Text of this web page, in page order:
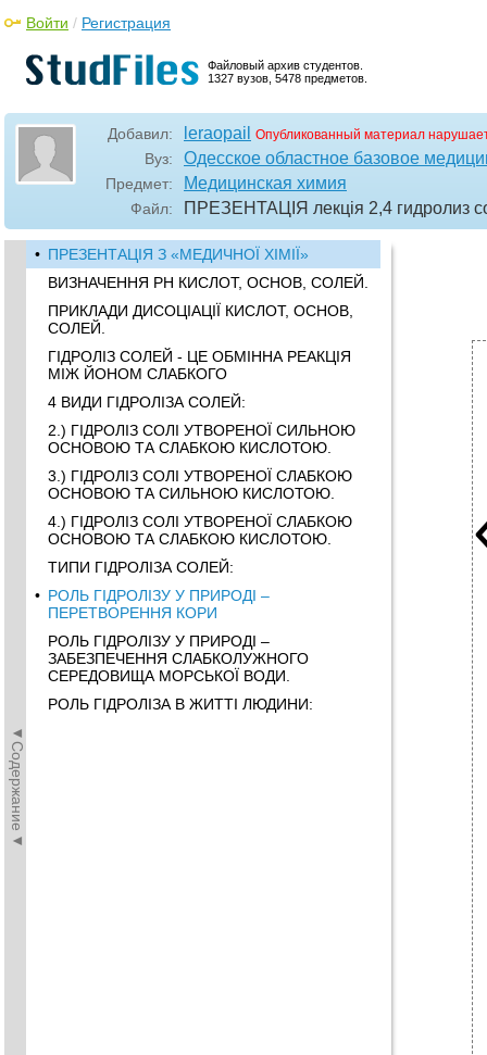
Файловый архив студентов.
1327 вузов, 5478 предметов.
Войти / Регистрация
Добавил: leraopail Опубликованный материал
Вуз: Одесское областное базовое
Предмет: Медицинская химия
Файл: ПРЕЗЕНТАЦІЯ лекція 2,4 гидролиз
◄Содержание◄
• ПРЕЗЕНТАЦІЯ З «МЕДИЧНОЇ ХІМІЇ»
ВИЗНАЧЕННЯ РН КИСЛОТ, ОСНОВ, СОЛЕЙ.
ПРИКЛАДИ ДИСОЦІАЦІЇ КИСЛОТ, ОСНОВ,
СОЛЕЙ.
ГІДРОЛІЗ СОЛЕЙ - ЦЕ ОБМІННА РЕАКЦІЯ
МІЖ ЙОНОМ СЛАБКОГО
4 ВИДИ ГІДРОЛІЗА СОЛЕЙ:
2.) ГІДРОЛІЗ СОЛІ УТВОРЕНОЇ СИЛЬНОЮ
ОСНОВОЮ ТА СЛАБКОЮ КИСЛОТОЮ.
3.) ГІДРОЛІЗ СОЛІ УТВОРЕНОЇ СЛАБКОЮ
ОСНОВОЮ ТА СИЛЬНОЮ КИСЛОТОЮ.
4.) ГІДРОЛІЗ СОЛІ УТВОРЕНОЇ СЛАБКОЮ
ОСНОВОЮ ТА СЛАБКОЮ КИСЛОТОЮ.
ТИПИ ГІДРОЛІЗА СОЛЕЙ:
• РОЛЬ ГІДРОЛІЗУ У ПРИРОДІ –
ПЕРЕТВОРЕННЯ КОРИ
РОЛЬ ГІДРОЛІЗУ У ПРИРОДІ –
ЗАБЕЗПЕЧЕННЯ СЛАБКОЛУЖНОГО
СЕРЕДОВИЩА МОРСЬКОЇ ВОДИ.
РОЛЬ ГІДРОЛІЗА В ЖИТТІ ЛЮДИНИ: